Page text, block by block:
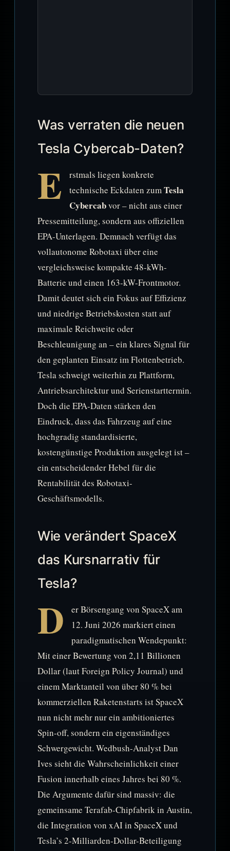
Was verraten die neuen
Tesla Cybercab-Daten?
E
rstmals liegen konkrete
technische Eckdaten zumTesla
Cybercabvor – nicht aus einer
Pressemitteilung, sondern aus offiziellen
EPA-Unterlagen. Demnach verfügt das
vollautonome Robotaxi über eine
vergleichsweise kompakte 48-kWh-
Batterie und einen 163-kW-Frontmotor.
Damit deutet sich ein Fokus auf Effizienz
und niedrige Betriebskosten statt auf
maximale Reichweite oder
Beschleunigung an – ein klares Signal für
den geplanten Einsatz im Flottenbetrieb.
Tesla schweigt weiterhin zu Plattform,
Antriebsarchitektur und Serienstarttermin.
Doch die EPA-Daten stärken den
Eindruck, dass das Fahrzeug auf eine
hochgradig standardisierte,
kostengünstige Produktion ausgelegt ist –
ein entscheidender Hebel für die
Rentabilität des Robotaxi-
Geschäftsmodells.
Wie verändert SpaceX
das Kursnarrativ für
Tesla?
D
er Börsengang von SpaceX am
12. Juni 2026 markiert einen
paradigmatischen Wendepunkt:
Mit einer Bewertung von 2,11 Billionen
Dollar (laut Foreign Policy Journal) und
einem Marktanteil von über 80 % bei
kommerziellen Raketenstarts ist SpaceX
nun nicht mehr nur ein ambitioniertes
Spin-off, sondern ein eigenständiges
Schwergewicht. Wedbush-Analyst Dan
Ives sieht die Wahrscheinlichkeit einer
Fusion innerhalb eines Jahres bei 80 %.
Die Argumente dafür sind massiv: die
gemeinsame Terafab-Chipfabrik in Austin,
die Integration von xAI in SpaceX und
Tesla’s 2-Milliarden-Dollar-Beteiligung